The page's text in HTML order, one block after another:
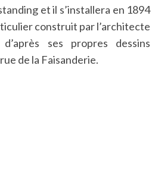
et il s’installera en 1894
construit par l’architecte
ses propres dessins
de la Faisanderie.